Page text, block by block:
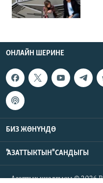
ОНЛАЙН ШЕРИНЕ
БИЗ ЖӨНҮНДӨ
"АЗАТТЫКТЫН" САНДЫГЫ
Азаттык үналгысы © 2026